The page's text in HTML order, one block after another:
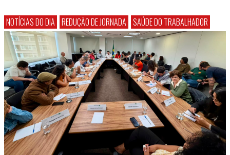
NOTÍCIAS DO DIA REDUÇÃO DE JORNADA SAÚDE DO TRABALHADOR